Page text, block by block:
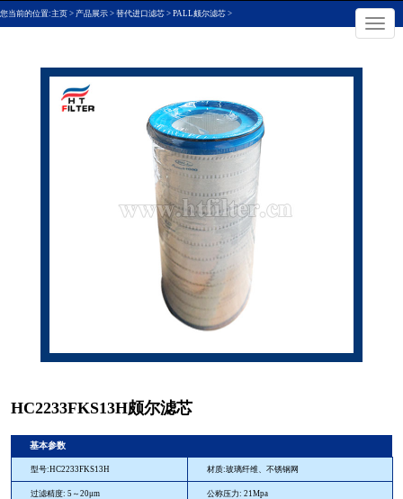
切
换
导
×
您当前的位置:主页 > 产品展示 > 替代进口滤芯 > PALL颇尔滤芯 >
HC2233FKS13H颇尔滤芯
基本参数
型号:HC2233FKS13H 材质:玻璃纤维、不锈钢网
过滤精度: 5～20μm 公称压力: 21Mpa